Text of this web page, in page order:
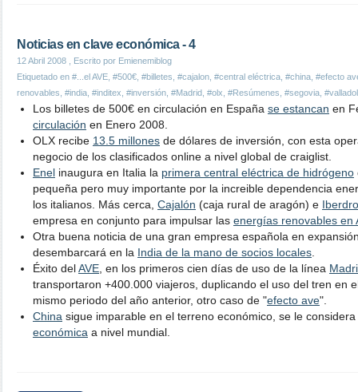
Noticias en clave económica - 4
12 Abril 2008 , Escrito por Emienemiblog
Etiquetado en #...el AVE #500€ #billetes #cajalon #central eléctrica #china #efecto
renovables #india #inditex #inversión #Madrid #olx #Resúmenes #segovia
Los billetes de 500€ en circulación en España se estancan en
circulación en Enero 2008.
OLX recibe 13.5 millones de dólares de inversión, con esta
negocio de los clasificados online a nivel global de craiglist.
Enel inaugura en Italia la primera central eléctrica de hidrógeno
pequeña pero muy importante por la increible dependencia
los italianos. Más cerca, Cajalón (caja rural de aragón) e
empresa en conjunto para impulsar las energías renovables en
Otra buena noticia de una gran empresa española en
desembarcará en la India de la mano de socios locales
Éxito delAVE , en los primeros cien días de uso de la línea
transportaron +400.000 viajeros, duplicando el uso del tren en
mismo periodo del año anterior, otro caso de "efecto ave".
China sigue imparable en el terreno económico, se le
económica a nivel mundial.